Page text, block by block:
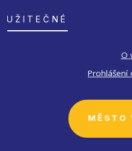
UŽITEČNÉ
O
Prohlášení
MĚSTO